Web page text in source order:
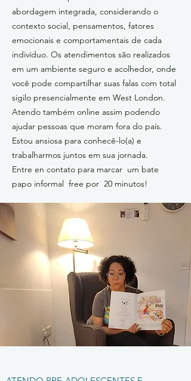
abordagem integrada, considerando o
contexto social, pensamentos, fatores
emocionais e comportamentais de cada
indivíduo. Os atendimentos são realizados
em um ambiente seguro e acolhedor, onde
você pode compartilhar suas falas com total
sigilo presencialmente em West London.
Atendo também online assim podendo
ajudar pessoas que moram fora do país.
Estou ansiosa para conhecê-lo(a) e
trabalharmos juntos em sua jornada.
Entre en contato para marcar um bate
papo informal free por 20 minutos!